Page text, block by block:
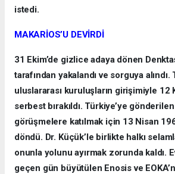
istedi.
MAKARİOS’U DEVİRDİ
31 Ekim’de gizlice adaya dönen
tarafından yakalandı ve sorguya alındı.
uluslararası kuruluşların girişimiyle 12
serbest bırakıldı. Türkiye’ye
görüşmelere katılmak için 13 Nisan
döndü. Dr. Küçük’le birlikte halkı
onunla yolunu ayırmak zorunda kaldı.
geçen gün büyütülen Enosis ve